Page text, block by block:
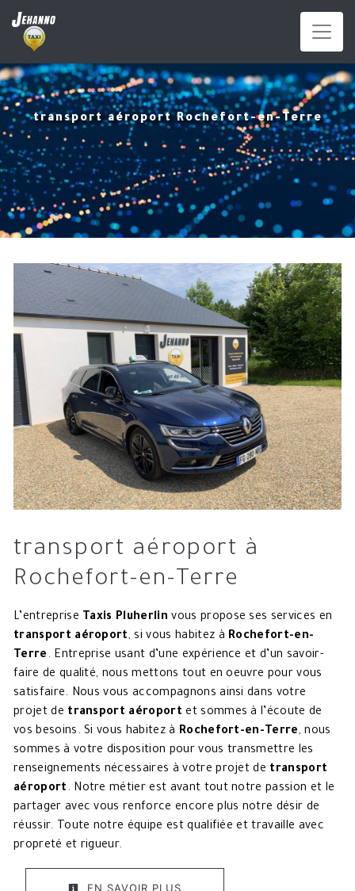
Panneau de gestion des cookies
transport aéroport Rochefort-en-Terre
transport aéroport à
Rochefort-en-Terre
L’entreprise Taxis Pluherlin vous propose ses services en
transport aéroport, si vous habitez à Rochefort-en-
Terre . Entreprise usant d’une expérience et d’un savoir-
faire de qualité, nous mettons tout en oeuvre pour vous
satisfaire. Nous vous accompagnons ainsi dans votre
projet de transport aéroport et sommes à l’écoute de
vos besoins. Si vous habitez à Rochefort-en-Terre, nous
sommes à votre disposition pour vous transmettre les
renseignements nécessaires à votre projet de transport
aéroport . Notre métier est avant tout notre passion et le
partager avec vous renforce encore plus notre désir de
réussir. Toute notre équipe est qualifiée et travaille avec
propreté et rigueur.
EN SAVOIR PLUS